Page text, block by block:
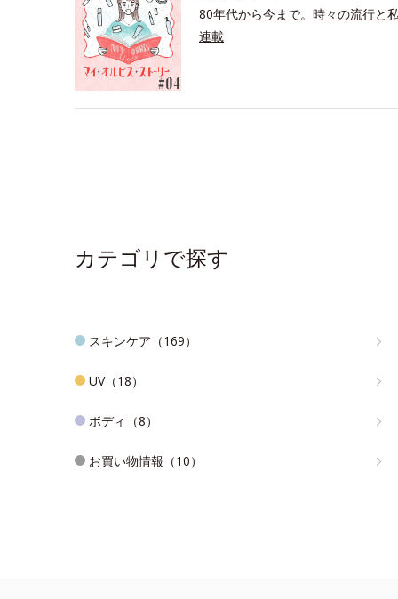
80年代から今まで。時々の流行と
連載
カテゴリで探す
スキンケア（169）
UV（18）
ボディ（8）
お買い物情報（10）